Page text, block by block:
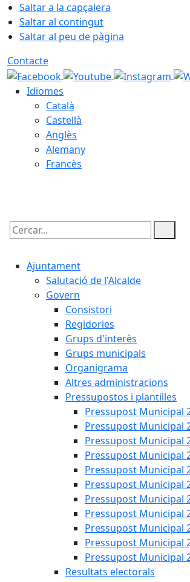
Saltar a la capçalera
Saltar al contingut
Saltar al peu de pàgina
Contacte
Idiomes
Català
Castellà
Anglès
Alemany
Francès
Cercar:
Ajuntament
Salutació de l'Alcalde
Govern
Consistori
Regidories
Grups d'interès
Grups municipals
Organigrama
Altres administracions
Pressupostos i plantilles
Pressupost Municipal
Pressupost Municipal
Pressupost Municipal
Pressupost Municipal
Pressupost Municipal
Pressupost Municipal
Pressupost Municipal
Pressupost Municipal
Pressupost Municipal
Pressupost Municipal
Pressupost Municipal
Resultats electorals